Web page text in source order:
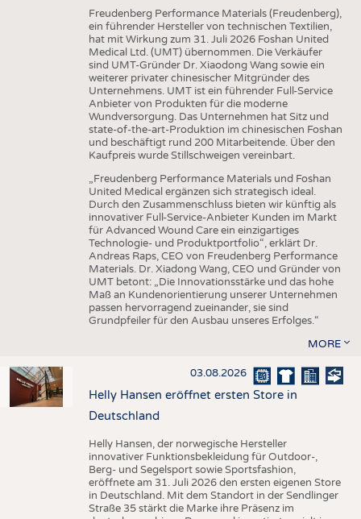
Freudenberg Performance Materials (Freudenberg),
ein führender Hersteller von technischen Textilien,
hat mit Wirkung zum 31. Juli 2026 Foshan United
Medical Ltd. (UMT) übernommen. Die Verkäufer
sind UMT-Gründer Dr. Xiaodong Wang sowie ein
weiterer privater chinesischer Mitgründer des
Unternehmens. UMT ist ein führender Full-Service
Anbieter von Produkten für die moderne
Wundversorgung. Das Unternehmen hat Sitz und
state-of-the-art-Produktion im chinesischen Foshan
und beschäftigt rund 200 Mitarbeitende. Über den
Kaufpreis wurde Stillschweigen vereinbart.
„Freudenberg Performance Materials und Foshan
United Medical ergänzen sich strategisch ideal.
Durch den Zusammenschluss bieten wir künftig als
innovativer Full-Service-Anbieter Kunden im Markt
für Advanced Wound Care ein einzigartiges
Technologie- und Produktportfolio“, erklärt Dr.
Andreas Raps, CEO von Freudenberg Performance
Materials. Dr. Xiadong Wang, CEO und Gründer von
UMT betont: „Die Innovationsstärke und das hohe
Maß an Kundenorientierung unserer Unternehmen
passen hervorragend zueinander, sie sind
Grundpfeiler für den Ausbau unseres Erfolges.“
MORE
03.08.2026
Helly Hansen eröffnet ersten Store in
Deutschland
Helly Hansen, der norwegische Hersteller
innovativer Funktionsbekleidung für Outdoor-,
Berg- und Segelsport sowie Sportsfashion,
eröffnete am 31. Juli 2026 den ersten eigenen Store
in Deutschland. Mit dem Standort in der Sendlinger
Straße 35 stärkt die Marke ihre Präsenz im